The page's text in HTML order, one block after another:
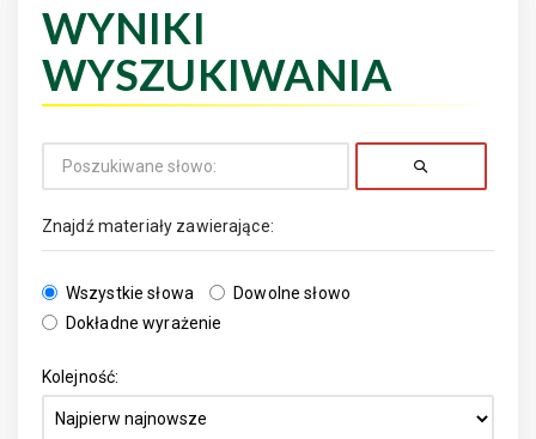
WYNIKI
WYSZUKIWANIA
Znajdź materiały zawierające:
Wszystkie słowa
Dowolne słowo
Dokładne wyrażenie
Kolejność: